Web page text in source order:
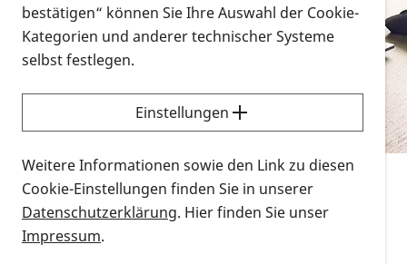
Alle Infomaterialien in verschiedenen
Formaten an einem Ort
Sie möchten wissen, wie Sie nach Infonmaterial
suchen und dieses bestellen bzw. herunterladen
können? Schauen Sie sich dieErklärvideos zum
Thema Infomaterial auf der PRO RETINA-Website
für blinde und sehbehinderte Menschen an.
Auf dieser Seite finden Sie sämtliches Infomaterial
bestätigen“ können Sie Ihre Auswahl der Cookie-
Kategorien und anderer technischer Systeme
selbst festlegen.
Einstellungen
Weitere Informationen sowie den Link zu diesen
Cookie-Einstellungen finden Sie in unserer
Datenschutzerklärung. Hier finden Sie unser
Impressum.